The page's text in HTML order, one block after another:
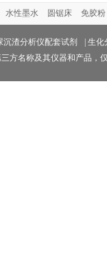
水性墨水 圆锯床 免胶粉
沉渣分析仪配套试剂 生化
方名称及其仪器和产品，